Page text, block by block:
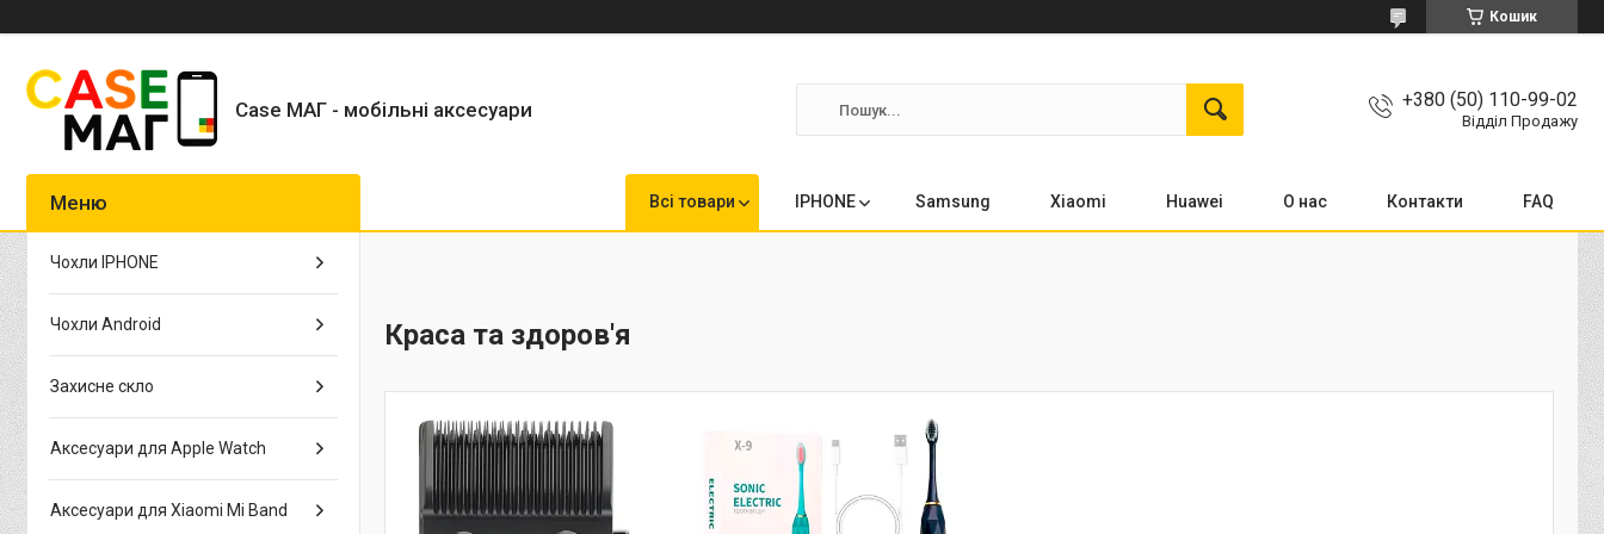
Кошик
Case МАГ - мобільні аксесуари +380 (50) 110-99-02
Відділ Продажу
Всі товари IPHONE Samsung Xiaomi Huawei О нас Контакти FAQ
Краса та здоров'я
Чохли IPHONE
Чохли Android
Захисне скло
Аксесуари для Apple Watch
Аксесуари для Xiaomi Mi Band